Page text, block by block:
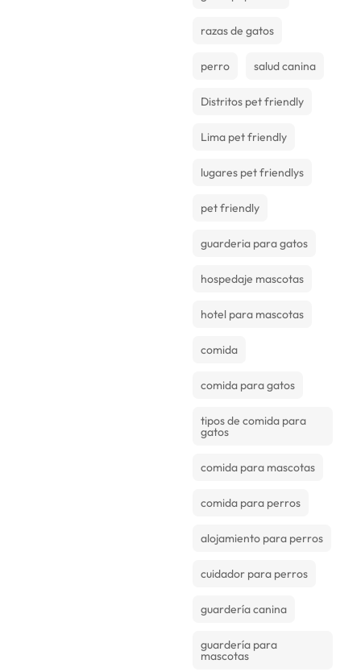
razas de gatos
perro salud canina
Distritos pet friendly
Lima pet friendly
lugares pet friendlys
pet friendly
guarderia para gatos
hospedaje mascotas
hotel para mascotas
comida
comida para gatos
tipos de comida para
gatos
comida para mascotas
comida para perros
alojamiento para perros
cuidador para perros
guardería canina
guardería para
mascotas